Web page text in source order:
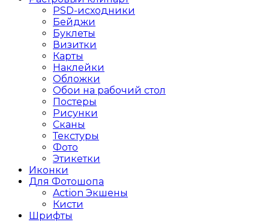
PSD-исходники
Бейджи
Буклеты
Визитки
Карты
Наклейки
Обложки
Обои на рабочий стол
Постеры
Рисунки
Сканы
Текстуры
Фото
Этикетки
Иконки
Для Фотошопа
Action Экшены
Кисти
Шрифты